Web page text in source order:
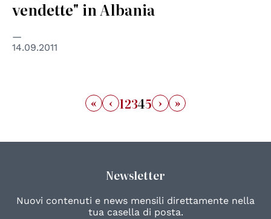
vendette" in Albania
14.09.2011
« ‹ 12345 › »
Newsletter
Nuovi contenuti e news mensili direttamente nella
tua casella di posta.